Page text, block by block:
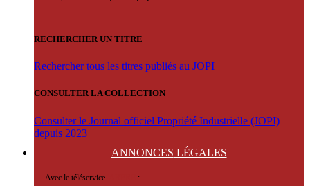
RECHERCHER UN TITRE
Rechercher tous les titres publiés au JOPI
CONSULTER LA COLLECTION
Consulter le Journal officiel Propriété Industrielle (JOPI)
depuis 2023
ANNONCES LÉGALES
Avec le téléservice :